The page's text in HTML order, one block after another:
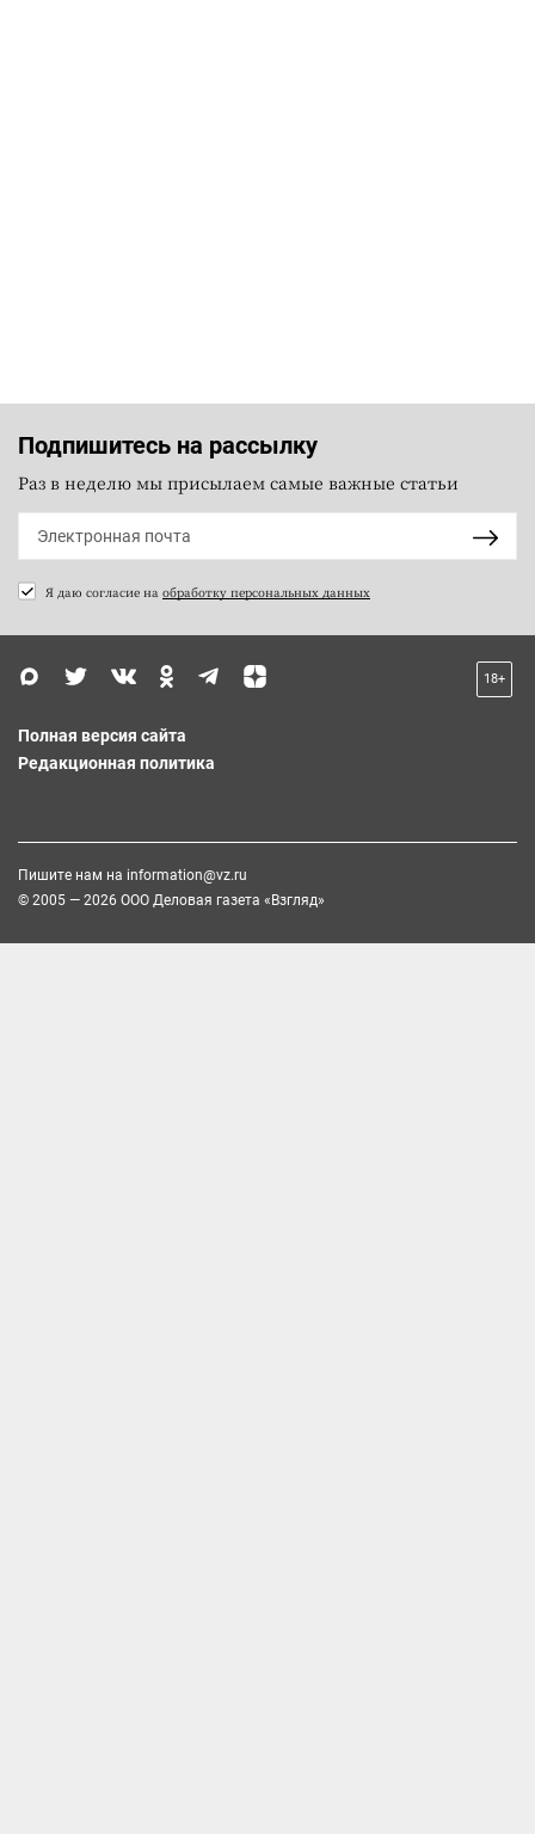
Подпишитесь на рассылку
Раз в неделю мы присылаем самые важные статьи
Я даю согласие на обработку персональных данных
18+
Полная версия сайта
Редакционная политика
Пишите нам на information@vz.ru
© 2005 — 2026 ООО Деловая газета «Взгляд»